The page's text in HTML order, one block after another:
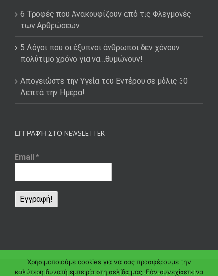
6 Τροφές που Ανακουφίζουν από τις Φλεγμονές
των Αρθρώσεων
5 Λόγοι που οι έξυπνοι άνθρωποι δεν χάνουν
πολύτιμο χρόνο για να…θυμώνουν!
Απογειώστε την Υγεία του Εντέρου σε μόλις 30
Λεπτά την Ημέρα!
ΕΓΓΡΑΦΉ ΣΤΟ NEWSLETTER
Email *
© Copyright2026 | naturalsoul.gr | All Rights Reserved | Powered by
Χρησιμοποιούμε cookies για να σας προσφέρουμε την
καλύτερη δυνατή εμπειρία στη σελίδα μας. Εάν συνεχίσετε να